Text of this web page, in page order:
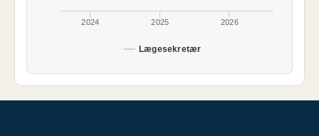
Lægesekretær
2024 2025 2026